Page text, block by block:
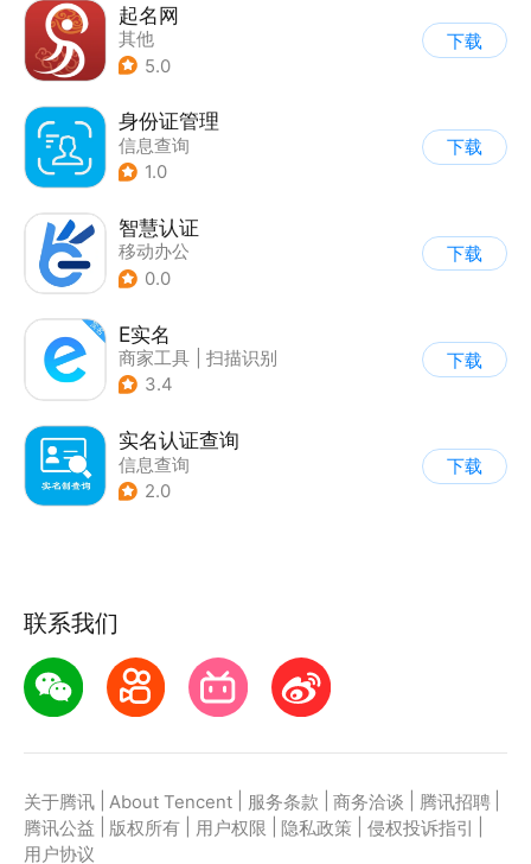
起名网
其他
5.0
下载
身份证管理
信息查询
1.0
下载
智慧认证
移动办公
0.0
下载
E实名
商家工具
扫描识别
3.4
下载
实名认证查询
信息查询
2.0
下载
联系我们
关于腾讯 About Tencent 服务条款 商务洽谈 腾讯招聘
腾讯公益
版权所有 用户权限 隐私政策 侵权投诉指引
用户协议